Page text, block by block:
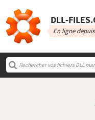
En ligne